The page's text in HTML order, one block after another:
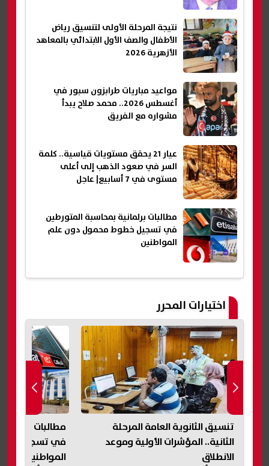
نتيجة المرحلة الأولى لتنسيق رياض
الأطفال والصف الأول الابتدائي بالمعاهد
الأزهرية 2026
مواعيد مباريات طرابزون سبور في
أغسطس 2026.. محمد صلاح يبدأ
مشواره مع الفريق
عيار 21 يحقق مستويات قياسية.. كلمة
السر في صعود الذهب إلى أعلى
مستوى في 7 أسابيع| عاجل
مطالبات برلمانية بمحاسبة المتورطين
في تسجيل خطوط محمول دون علم
المواطنين
اختيارات المحرر
تنسيق الثانوية العامة المرحلة
الثانية.. المؤشرات الأولية وموعد
الانطلاق
مطالبات
في تسجيل
المواطنين